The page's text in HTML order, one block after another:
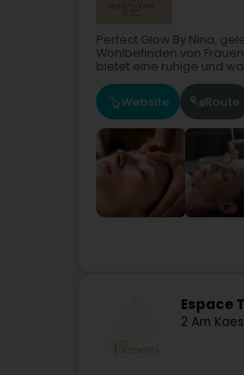
Perfect Glow By Nina,
Wohlbefinden von
bietet eine ruhige und
Website Route
Espace
2 Am